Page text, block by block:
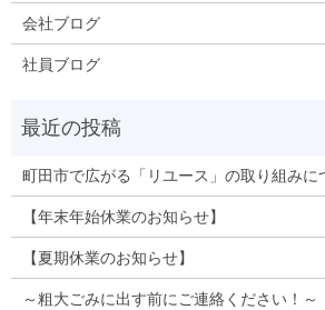
会社ブログ
社員ブログ
町田市で広がる「リユース」の取り組みに
【年末年始休業のお知らせ】
【夏期休業のお知らせ】
～粗大ごみに出す前にご連絡ください！